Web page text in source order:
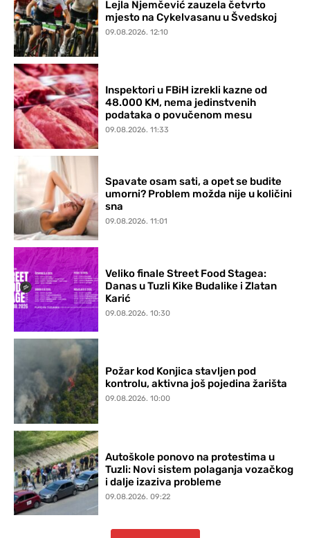
Lejla Njemčević zauzela četvrto
mjesto na Cykelvasanu u Švedskoj
09.08.2026. 12:10
Inspektori u FBiH izrekli kazne od
48.000 KM, nema jedinstvenih
podataka o povučenom mesu
09.08.2026. 11:33
Spavate osam sati, a opet se budite
umorni? Problem možda nije u količini
sna
09.08.2026. 11:01
Veliko finale Street Food Stagea:
Danas u Tuzli Kike Budalike i Zlatan
Karić
09.08.2026. 10:30
Požar kod Konjica stavljen pod
kontrolu, aktivna još pojedina žarišta
09.08.2026. 10:00
Autoškole ponovo na protestima u
Tuzli: Novi sistem polaganja vozačkog
i dalje izaziva probleme
09.08.2026. 09:22